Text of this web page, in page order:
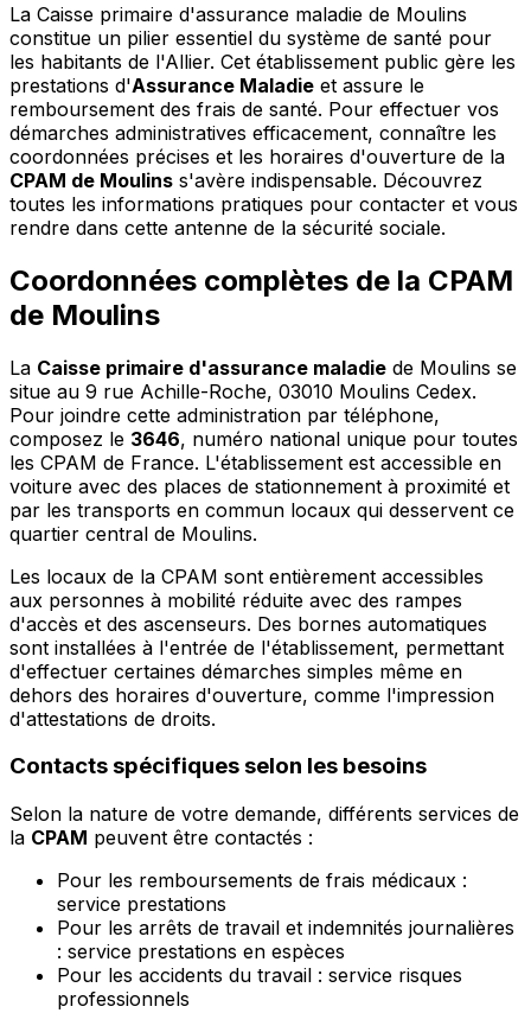
La Caisse primaire d'assurance maladie de Moulins
constitue un pilier essentiel du système de santé pour
les habitants de l'Allier. Cet établissement public gère les
prestations d'Assurance Maladie et assure le
remboursement des frais de santé. Pour effectuer vos
démarches administratives efficacement, connaître les
coordonnées précises et les horaires d'ouverture de la
CPAM de Moulins s'avère indispensable. Découvrez
toutes les informations pratiques pour contacter et vous
rendre dans cette antenne de la sécurité sociale.
Coordonnées complètes de la CPAM
de Moulins
La Caisse primaire d'assurance maladie de Moulins se
situe au 9 rue Achille-Roche, 03010 Moulins Cedex.
Pour joindre cette administration par téléphone,
composez le 3646, numéro national unique pour toutes
les CPAM de France. L'établissement est accessible en
voiture avec des places de stationnement à proximité et
par les transports en commun locaux qui desservent ce
quartier central de Moulins.
Les locaux de la CPAM sont entièrement accessibles
aux personnes à mobilité réduite avec des rampes
d'accès et des ascenseurs. Des bornes automatiques
sont installées à l'entrée de l'établissement, permettant
d'effectuer certaines démarches simples même en
dehors des horaires d'ouverture, comme l'impression
d'attestations de droits.
Contacts spécifiques selon les besoins
Selon la nature de votre demande, différents services de
la CPAM peuvent être contactés :
Pour les remboursements de frais médicaux :
service prestations
Pour les arrêts de travail et indemnités journalières
: service prestations en espèces
Pour les accidents du travail : service risques
professionnels